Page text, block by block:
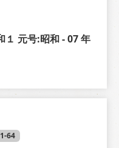
１ 元号:昭和 - 07 年
64